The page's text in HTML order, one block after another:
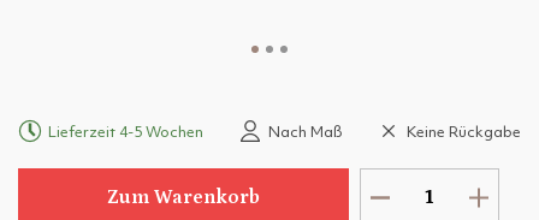
Lieferzeit 4-5 Wochen Nach Maß Keine Rückgabe
Zum Warenkorb